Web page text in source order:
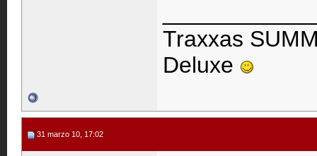
Traxxas
Deluxe
31 marzo 10, 17:02